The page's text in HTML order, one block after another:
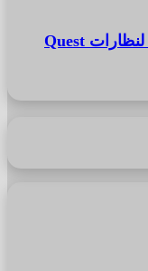
لعبة Little Planet ستكون متاحة مجانا لنظارات Quest